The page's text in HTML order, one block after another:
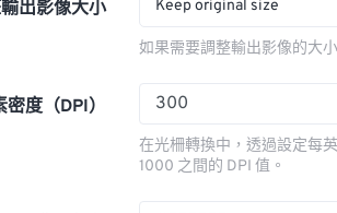
出影像大小 Keep original size
如果需要調整輸出影像的大
密度（DPI）
在光柵轉換中，透過設定每
1000 之間的 DPI 值。